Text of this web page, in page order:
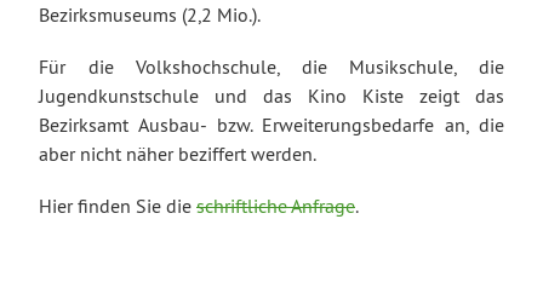
Bezirksmuseums (2,2 Mio.).
Für die Volkshochschule, die Musikschule, die
Jugendkunstschule und das Kino Kiste zeigt das
Bezirksamt Ausbau- bzw. Erweiterungsbedarfe an, die
aber nicht näher beziffert werden.
Hier finden Sie die schriftliche Anfrage.